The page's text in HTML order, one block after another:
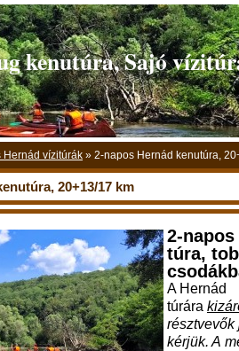
kenutúra, Sajó
Hernád vízitúrák » 2-napos Hernád kenutúra,
20+13/17 km
2-napos
túra,
A Hernád
túrára
résztvevők
kérjük. A